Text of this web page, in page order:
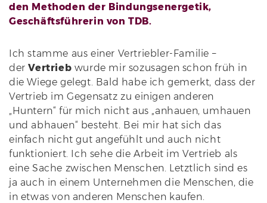
den Methoden der Bindungsenergetik,
Geschäftsführerin von TDB.
Ich stamme aus einer Vertriebler-Familie –
derVertrieb wurde mir sozusagen schon früh in
die Wiege gelegt. Bald habe ich gemerkt, dass der
Vertrieb im Gegensatz zu einigen anderen
„Huntern“ für mich nicht aus „anhauen, umhauen
und abhauen“ besteht. Bei mir hat sich das
einfach nicht gut angefühlt und auch nicht
funktioniert. Ich sehe die Arbeit im Vertrieb als
eine Sache zwischen Menschen. Letztlich sind es
ja auch in einem Unternehmen die Menschen, die
in etwas von anderen Menschen kaufen.